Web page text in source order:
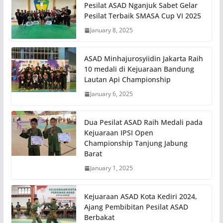
Pesilat ASAD Nganjuk Sabet Gelar
Pesilat Terbaik SMASA Cup VI 2025
January 8, 2025
ASAD Minhajurosyiidin Jakarta Raih
10 medali di Kejuaraan Bandung
Lautan Api Championship
January 6, 2025
Dua Pesilat ASAD Raih Medali pada
Kejuaraan IPSI Open
Championship Tanjung Jabung
Barat
January 1, 2025
Kejuaraan ASAD Kota Kediri 2024,
Ajang Pembibitan Pesilat ASAD
Berbakat